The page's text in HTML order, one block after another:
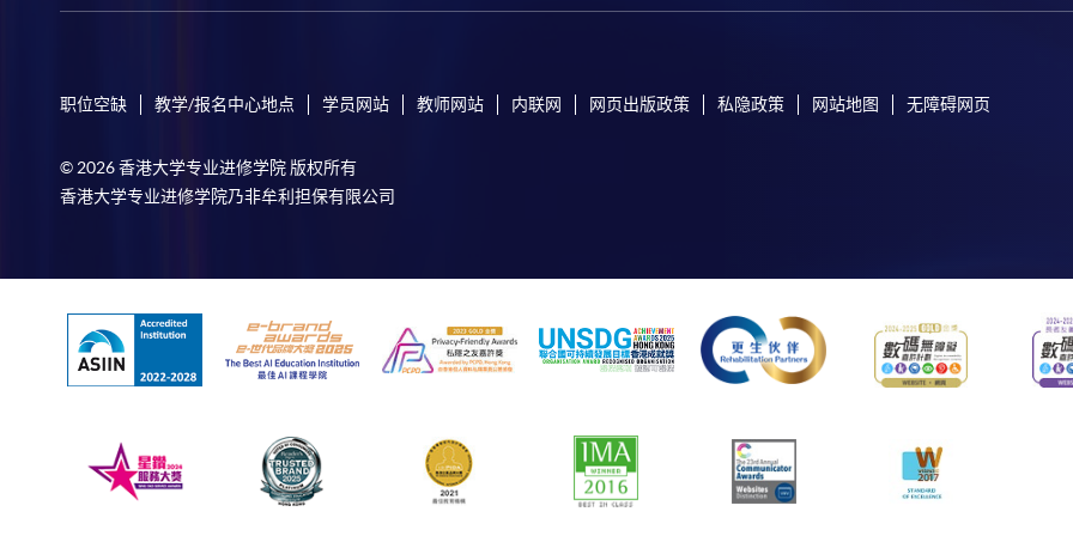
职位空缺 教学/报名中心地点 学员网站 教师网站 内联网 网页出版政策 私隐政策 网站地图 无障碍网页
© 2026 香港大学专业进修学院 版权所有
香港大学专业进修学院乃非牟利担保有限公司